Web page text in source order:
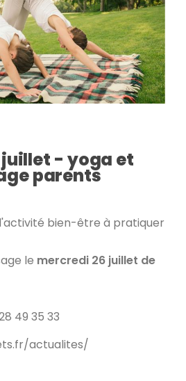
- yoga et
parents
bien-être à pratiquer
le mercredi 26 juillet de
49 35 33
actualites/